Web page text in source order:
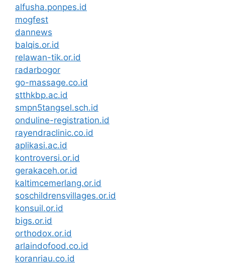
alfusha.ponpes.id
mogfest
dannews
balqis.or.id
relawan-tik.or.id
radarbogor
go-massage.co.id
stthkbp.ac.id
smpn5tangsel.sch.id
onduline-registration.id
rayendraclinic.co.id
aplikasi.ac.id
kontroversi.or.id
gerakaceh.or.id
kaltimcemerlang.or.id
soschildrensvillages.or.id
konsuil.or.id
bigs.or.id
orthodox.or.id
arlaindofood.co.id
koranriau.co.id